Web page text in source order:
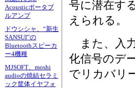
Acousticポータブ
ルアンプ
ドウシシャ、“新生
SANSUI”の
Bluetoothスピーカ
ー4機種
MJSOFT、moshi
audioの焼結セラミ
ック筐体イヤフォ
号に潜在す
えられる。
また、入
化信号のデ
でリカバリ